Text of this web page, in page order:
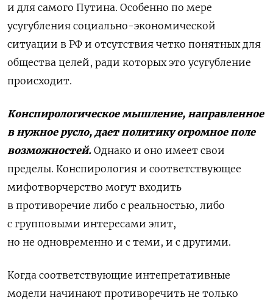
и для самого Путина. Особенно по мере
усугубления социально-экономической
ситуации в РФ и отсутствия четко понятных для
общества целей, ради которых это усугубление
происходит.
Конспирологическое мышление, направленное
в нужное русло, дает политику огромное поле
возможностей. Однако и оно имеет свои
пределы. Конспирология и соответствующее
мифотворчерство могут входить
в противоречие либо с реальностью, либо
с групповыми интересами элит,
но не одновременно и с теми, и с другими.
Когда соответствующие интепретативные
модели начинают противоречить не только